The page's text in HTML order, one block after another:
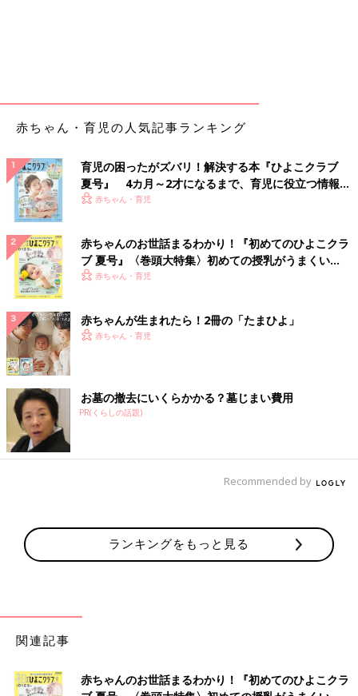
赤ちゃん・育児の人気記事ランキング
育児の困ったがズバリ！解決する本『ひよこクラブ
夏号』 4カ月～2才になるまで、育児に役立つ情報が
いっぱい！
赤ちゃん・育児
赤ちゃんのお世話まるわかり！『初めてのひよこクラ
ブ 夏号』〈巻頭大特集〉初めての授乳がうまくい
く！ おっぱい・ミルクの基本と夏のトラブル 解決テ
赤ちゃん・育児
赤ちゃんが生まれたら！2冊の「たまひよ」
赤ちゃん・育児
お墓の撤去にいくらかかる？墓じまい費用
PR(くらしの話題)
Recommended by
ランキングをもっと見る
関連記事
赤ちゃんのお世話まるわかり！『初めてのひよこクラ